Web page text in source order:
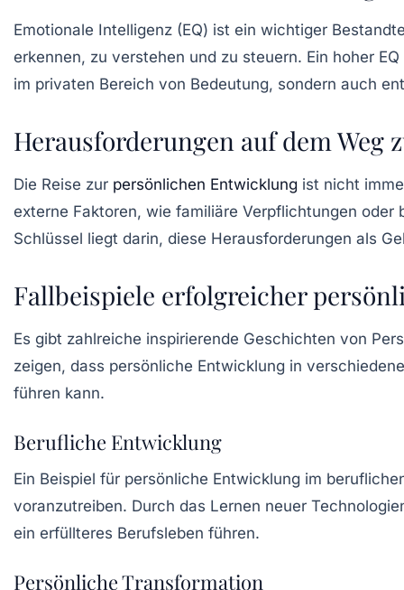
Emotionale Intelligenz (EQ) ist ein wichtiger
erkennen, zu verstehen und zu steuern. Ein hoher
im privaten Bereich von Bedeutung, sondern auch
Herausforderungen auf dem
Die Reise zur persönlichen Entwicklung ist nicht
externe Faktoren, wie familiäre Verpflichtungen
Schlüssel liegt darin, diese Herausforderungen als
Fallbeispiele erfolgreicher
Es gibt zahlreiche inspirierende Geschichten von
zeigen, dass persönliche Entwicklung in
führen kann.
Berufliche Entwicklung
Ein Beispiel für persönliche Entwicklung im
voranzutreiben. Durch das Lernen neuer
ein erfüllteres Berufsleben führen.
Persönliche Transformation